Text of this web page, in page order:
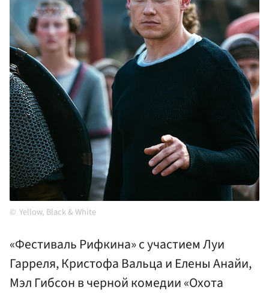
Yellow, Black & White
«Фестиваль Рифкина» с участием Луи
Гарреля, Кристофа Вальца и Елены Анайи,
Мэл Гибсон в черной комедии «Охота